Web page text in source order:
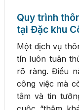
Quy trình
tại Đặc khu
Một dịch vụ
tín luôn tuân
rõ ràng. Điều
công việc mà
tâm và tin